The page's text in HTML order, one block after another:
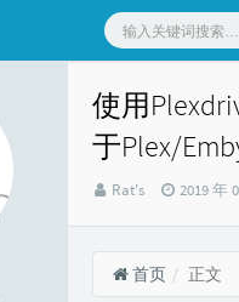
使用
于Plex/
博
Rat's
发
时
间：
2019 年
首页 正文